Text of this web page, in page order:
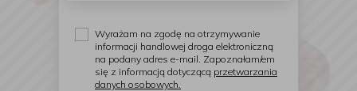
Wyrażam na zgodę na otrzymywanie
informacji handlowej droga elektroniczną
na podany adres e-mail. Zapoznałam/em
się z informacją dotyczącą przetwarzania
danych osobowych.